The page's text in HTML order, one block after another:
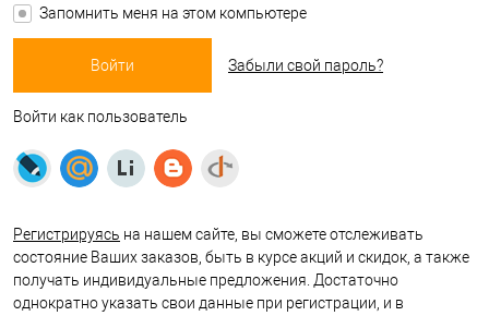
Запомнить меня на этом компьютере
Забыли свой пароль?
Войти как пользователь
Регистрируясь на нашем сайте, вы сможете отслеживать
состояние Ваших заказов, быть в курсе акций и скидок, а также
получать индивидуальные предложения. Достаточно
однократно указать свои данные при регистрации, и в